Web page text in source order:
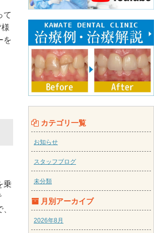
て
を
乗
カテゴリ一覧
お知らせ
スタッフブログ
未分類
月別アーカイブ
2026年8月